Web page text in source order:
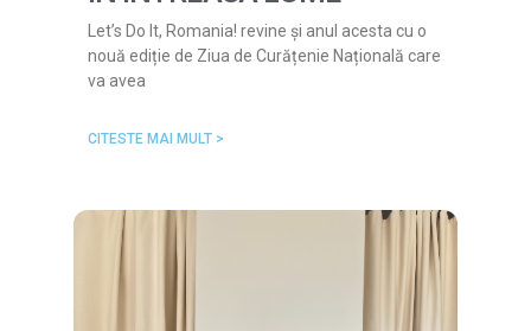
Let’s Do It, Romania! revine și anul acesta cu o
nouă ediție de Ziua de Curățenie Națională care
va avea
CITESTE MAI MULT >